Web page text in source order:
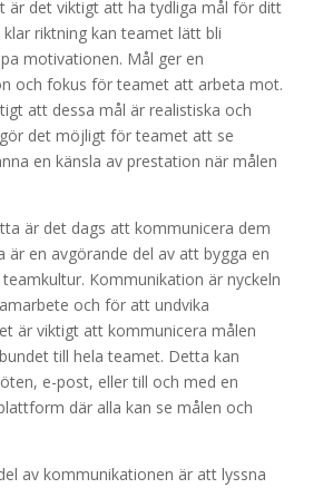
är det viktigt att ha tydliga mål för ditt
riktning kan teamet lätt bli
motivationen. Mål ger en
och fokus för teamet att arbeta mot.
att dessa mål är realistiska och
det möjligt för teamet att se
en känsla av prestation när målen
är det dags att kommunicera dem
är en avgörande del av att bygga en
Kommunikation är nyckeln
och för att undvika
är viktigt att kommunicera målen
till hela teamet. Detta kan
e-post, eller till och med en
där alla kan se målen och
av kommunikationen är att lyssna